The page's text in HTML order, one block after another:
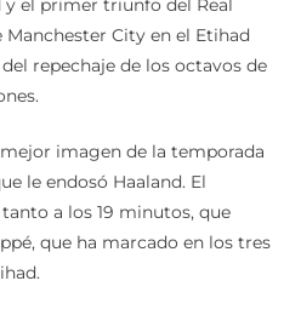
el primer triunfo del Real
City en el Etihad
repechaje de los octavos de
imagen de la temporada
le endosó Haaland. El
a los 19 minutos, que
que ha marcado en los tres